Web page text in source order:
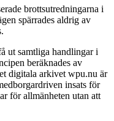
brottsutredningarna i
spärrades aldrig av
ut samtliga handlingar i
beräknades av
digitala arkivet wpu.nu är
insats för
för allmänheten utan att